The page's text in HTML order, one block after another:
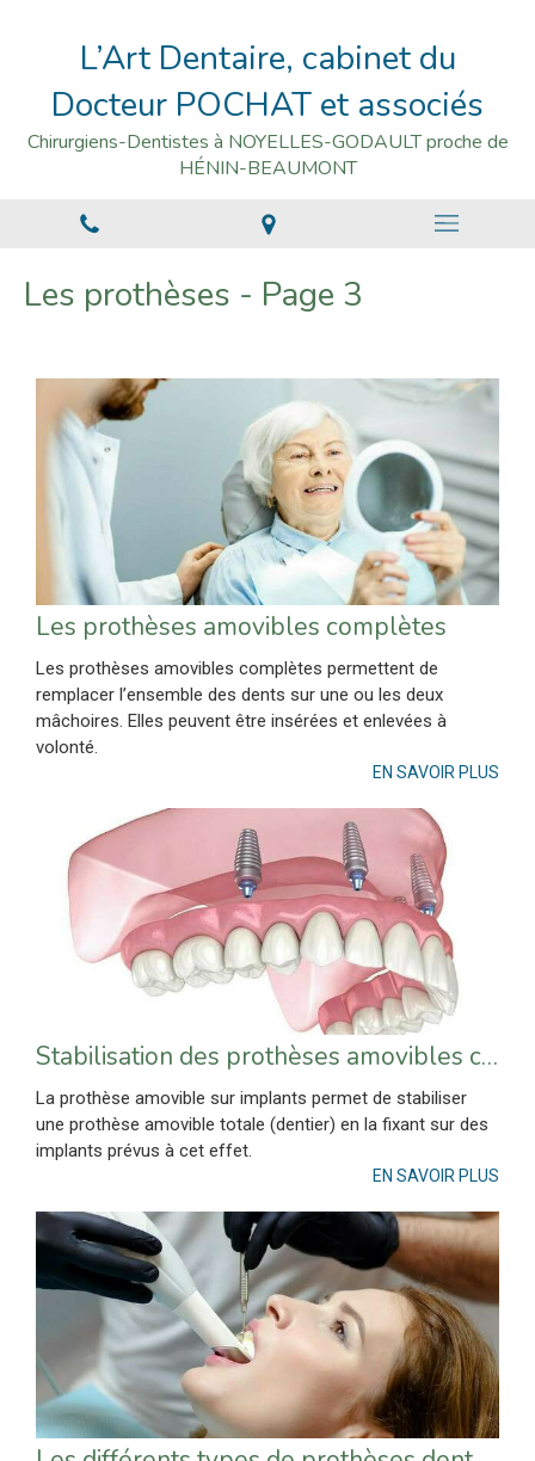
L’Art Dentaire, cabinet du
Docteur POCHAT et associés
Chirurgiens-Dentistes à NOYELLES-GODAULT proche de
HÉNIN-BEAUMONT
Les prothèses - Page 3
Les prothèses amovibles complètes
Les prothèses amovibles complètes permettent de
remplacer l’ensemble des dents sur une ou les deux
mâchoires. Elles peuvent être insérées et enlevées à
volonté.
EN SAVOIR PLUS
Stabilisation des prothèses amovibles complètes
La prothèse amovible sur implants permet de stabiliser
une prothèse amovible totale (dentier) en la fixant sur des
implants prévus à cet effet.
EN SAVOIR PLUS